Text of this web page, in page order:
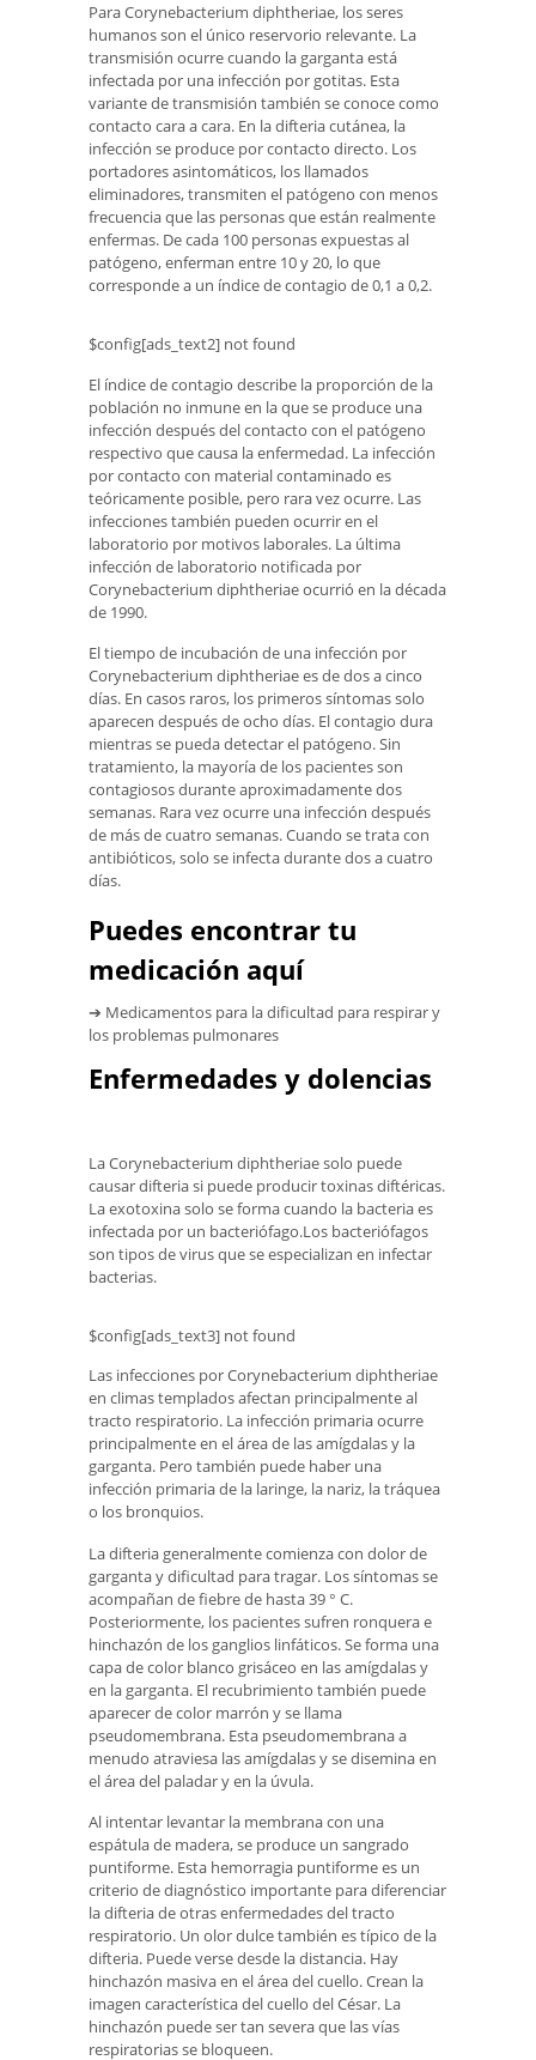
Para Corynebacterium diphtheriae, los seres
humanos son el único reservorio relevante. La
transmisión ocurre cuando la garganta está
infectada por una infección por gotitas. Esta
variante de transmisión también se conoce como
contacto cara a cara. En la difteria cutánea, la
infección se produce por contacto directo. Los
portadores asintomáticos, los llamados
eliminadores, transmiten el patógeno con menos
frecuencia que las personas que están realmente
enfermas. De cada 100 personas expuestas al
patógeno, enferman entre 10 y 20, lo que
corresponde a un índice de contagio de 0,1 a 0,2.
$config[ads_text2] not found
El índice de contagio describe la proporción de la
población no inmune en la que se produce una
infección después del contacto con el patógeno
respectivo que causa la enfermedad. La infección
por contacto con material contaminado es
teóricamente posible, pero rara vez ocurre. Las
infecciones también pueden ocurrir en el
laboratorio por motivos laborales. La última
infección de laboratorio notificada por
Corynebacterium diphtheriae ocurrió en la década
de 1990.
El tiempo de incubación de una infección por
Corynebacterium diphtheriae es de dos a cinco
días. En casos raros, los primeros síntomas solo
aparecen después de ocho días. El contagio dura
mientras se pueda detectar el patógeno. Sin
tratamiento, la mayoría de los pacientes son
contagiosos durante aproximadamente dos
semanas. Rara vez ocurre una infección después
de más de cuatro semanas. Cuando se trata con
antibióticos, solo se infecta durante dos a cuatro
días.
Puedes encontrar tu
medicación aquí
➔ Medicamentos para la dificultad para respirar y
los problemas pulmonares
Enfermedades y dolencias
La Corynebacterium diphtheriae solo puede
causar difteria si puede producir toxinas diftéricas.
La exotoxina solo se forma cuando la bacteria es
infectada por un bacteriófago.Los bacteriófagos
son tipos de virus que se especializan en infectar
bacterias.
$config[ads_text3] not found
Las infecciones por Corynebacterium diphtheriae
en climas templados afectan principalmente al
tracto respiratorio. La infección primaria ocurre
principalmente en el área de las amígdalas y la
garganta. Pero también puede haber una
infección primaria de la laringe, la nariz, la tráquea
o los bronquios.
La difteria generalmente comienza con dolor de
garganta y dificultad para tragar. Los síntomas se
acompañan de fiebre de hasta 39 ° C.
Posteriormente, los pacientes sufren ronquera e
hinchazón de los ganglios linfáticos. Se forma una
capa de color blanco grisáceo en las amígdalas y
en la garganta. El recubrimiento también puede
aparecer de color marrón y se llama
pseudomembrana. Esta pseudomembrana a
menudo atraviesa las amígdalas y se disemina en
el área del paladar y en la úvula.
Al intentar levantar la membrana con una
espátula de madera, se produce un sangrado
puntiforme. Esta hemorragia puntiforme es un
criterio de diagnóstico importante para diferenciar
la difteria de otras enfermedades del tracto
respiratorio. Un olor dulce también es típico de la
difteria. Puede verse desde la distancia. Hay
hinchazón masiva en el área del cuello. Crean la
imagen característica del cuello del César. La
hinchazón puede ser tan severa que las vías
respiratorias se bloqueen.